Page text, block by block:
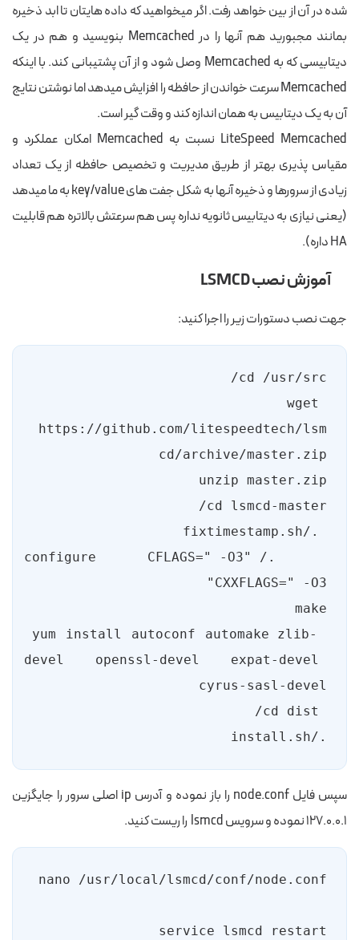
شده در آن از بین خواهد رفت. اگر میخواهید که داده هایتان تا ابد ذخیره
بمانند مجبورید هم آنها را در Memcached بنویسید و هم در یک
دیتابیسی که به Memcached وصل شود و از آن پشتیبانی کند. با اینکه
Memcached سرعت خواندن از حافظه را افزایش میدهد اما نوشتن نتایج
آن به یک دیتابیس به همان اندازه کند و وقت گیر است.
LiteSpeed Memcached نسبت به Memcached امکان عملکرد و
مقیاس پذیری بهتر از طریق مدیریت و تخصیص حافظه از یک تعداد
زیادی از سرورها و ذخیره آنها به شکل جفت های key/value به ما میدهد
(یعنی نیازی به دیتابیس ثانویه نداره پس هم سرعتش بالاتره هم قابلیت
HA داره).
آموزش نصب LSMCD
جهت نصب دستورات زیر را اجرا کنید:
wget
https://github.com/litespeedtech/lsm
./configure CFLAGS=" -O3"
yum install autoconf automake zlib-
devel openssl-devel expat-devel
./install.sh
سپس فایل node.conf را باز نموده و آدرس ip اصلی سرور را جایگزین
۱۲۷.۰.۰.۱ نموده و سرویس lsmcd را ریست کنید.
service lsmcd restart